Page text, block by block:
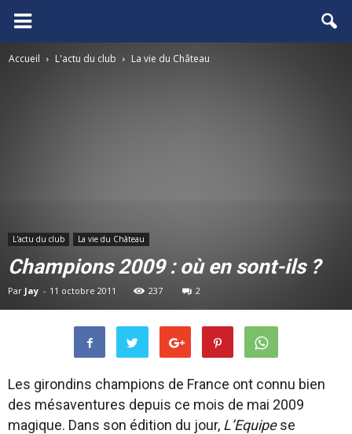
FCGB.net
Accueil L'actu du club La vie du Château
L'actu du club La vie du Château
Champions 2009 : où en sont-ils ?
Par Jay - 11 octobre 2011 237 2
Les girondins champions de France ont connu bien
des mésaventures depuis ce mois de mai 2009
magique. Dans son édition du jour, L’Equipese